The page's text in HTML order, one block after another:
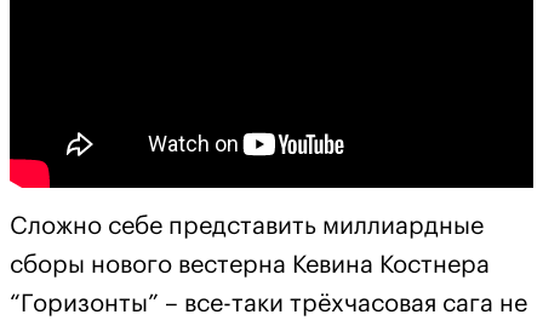
Сложно себе представить миллиардные
сборы нового вестерна Кевина Костнера
“Горизонты” – все-таки трёхчасовая сага не